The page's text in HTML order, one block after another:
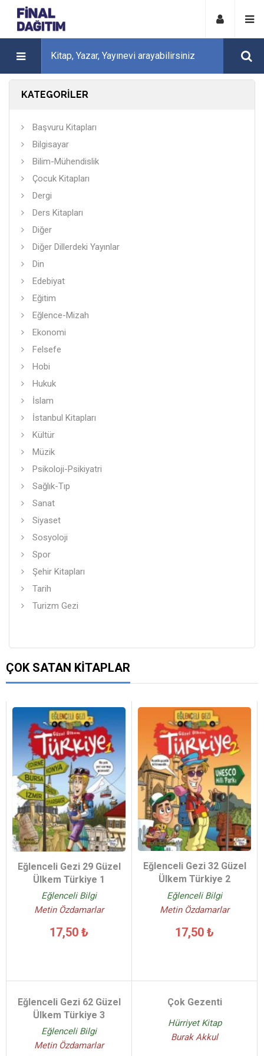
KATEGORİLER
Başvuru Kitapları
Bilgisayar
Bilim-Mühendislik
Çocuk Kitapları
Dergi
Ders Kitapları
Diğer
Diğer Dillerdeki Yayınlar
Din
Edebiyat
Eğitim
Eğlence-Mizah
Ekonomi
Felsefe
Hobi
Hukuk
İslam
İstanbul Kitapları
Kültür
Müzik
Psikoloji-Psikiyatri
Sağlık-Tıp
Sanat
Siyaset
Sosyoloji
Spor
Şehir Kitapları
Tarih
Turizm Gezi
ÇOK SATAN KITAPLAR
Eğlenceli Gezi 29 Güzel
Ülkem Türkiye 1
Eğlenceli Bilgi
Metin Özdamarlar
17,50 ₺
Eğlenceli Gezi 32 Güzel
Ülkem Türkiye 2
Eğlenceli Bilgi
Metin Özdamarlar
17,50 ₺
Eğlenceli Gezi 62 Güzel
Ülkem Türkiye 3
Eğlenceli Bilgi
Metin Özdamarlar
Çok Gezenti
Hürriyet Kitap
Burak Akkul